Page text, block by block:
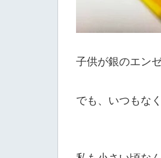
子供が銀のエン
でも、いつもな